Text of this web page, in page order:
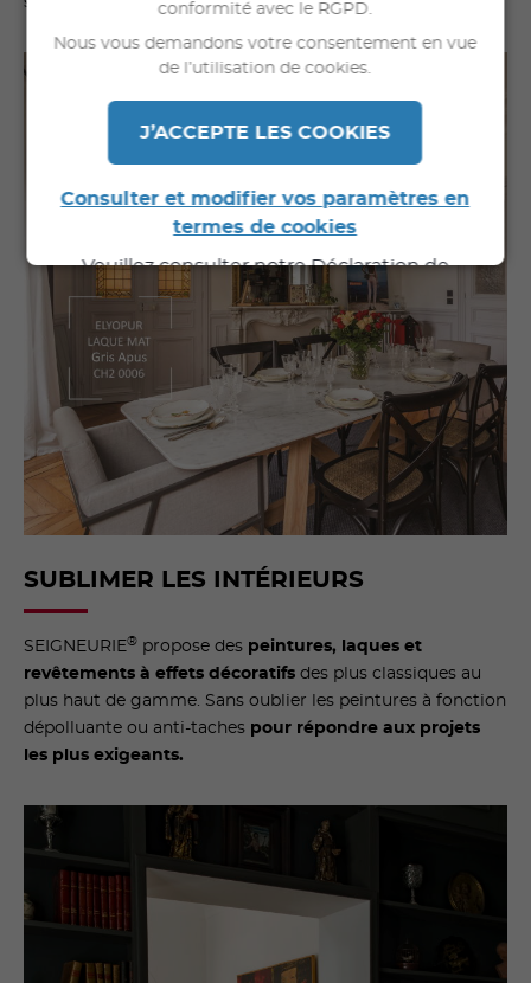
SUBLIMER LES INTÉRIEURS
SEIGNEURIE® propose des peintures, laques et
revêtements à effets décoratifs des plus classiques au
plus haut de gamme. Sans oublier les peintures à fonction
dépolluante ou anti-taches pour répondre aux projets
les plus exigeants.
conformité avec le RGPD.
Nous vous demandons votre consentement en vue
de l’utilisation de cookies.
J’ACCEPTE LES COOKIES
Consulter et modifier vos paramètres en
termes de cookies
Veuillez consulter notre Déclaration de
Confidentialité pour de plus amples
informations.